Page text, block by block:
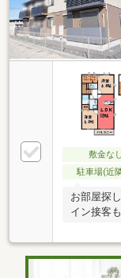
敷金なし
駐車場(近
お部屋探
イン接客